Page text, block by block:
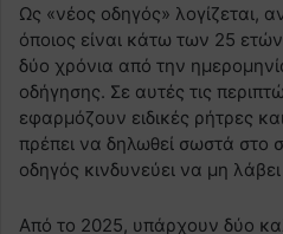
Ως «νέος οδηγός» λογίζεται,
όποιος είναι κάτω των 25
δύο χρόνια από την
οδήγησης. Σε αυτές τις
εφαρμόζουν ειδικές ρήτρες
πρέπει να δηλωθεί σωστά στο
οδηγός κινδυνεύει να μη
Από το 2025, υπάρχουν δύο